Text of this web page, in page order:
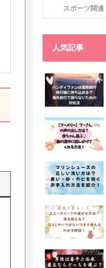
スポーツ関連
人気記事